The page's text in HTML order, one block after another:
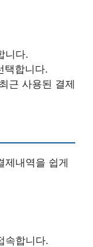
니다.
택합니다.
근 사용된 결제
제내역을 쉽게
속합니다.